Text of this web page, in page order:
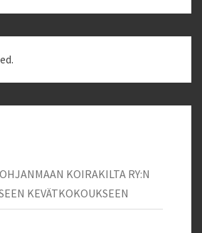
KOIRAKILTA RY:N
KEVÄTKOKOUKSEEN